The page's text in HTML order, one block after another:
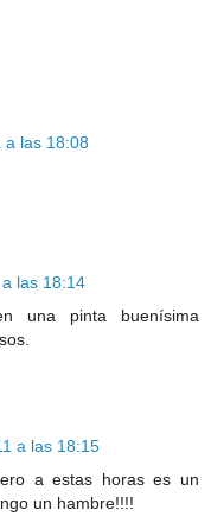
a las 18:08
las 18:14
una pinta buenísima
a las 18:15
a estas horas es un
un hambre!!!!